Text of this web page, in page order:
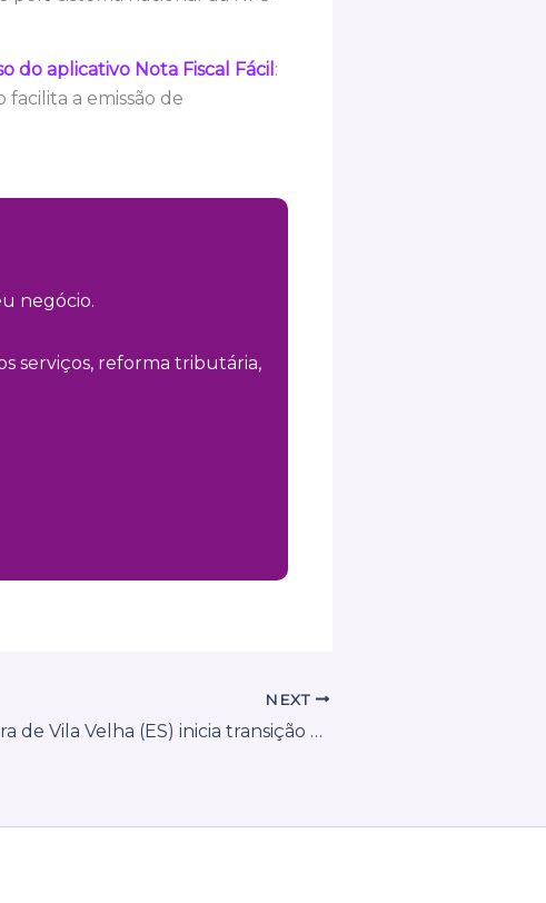
do aplicativo Nota Fiscal Fácil :
a emissão de
negócio.
serviços, reforma tributária,
NEXT
Prefeitura de Vila Velha (ES) inicia transição para o novo sistema de notas fiscais